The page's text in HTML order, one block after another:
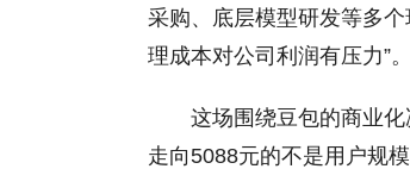
采购、底层模型研发等多
理成本对公司利润有压力”。
这场围绕豆包的商业
走向5088元的不是用户规